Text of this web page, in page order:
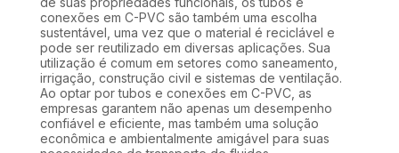
conexões em C-PVC são também uma escolha
sustentável, uma vez que o material é reciclável e
pode ser reutilizado em diversas aplicações. Sua
utilização é comum em setores como saneamento,
irrigação, construção civil e sistemas de ventilação.
Ao optar por tubos e conexões em C-PVC, as
empresas garantem não apenas um desempenho
confiável e eficiente, mas também uma solução
econômica e ambientalmente amigável para suas